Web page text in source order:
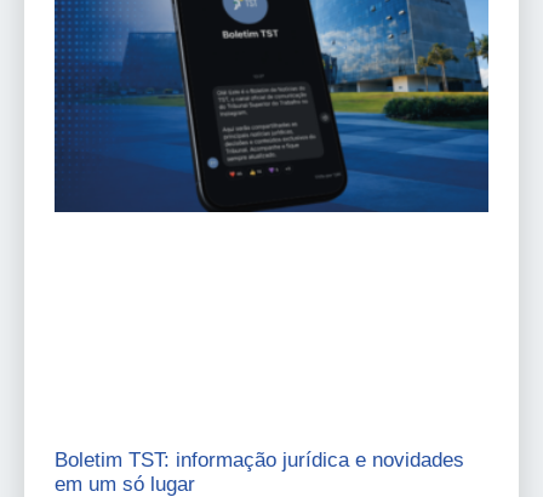
Boletim TST: informação jurídica e novidades
em um só lugar